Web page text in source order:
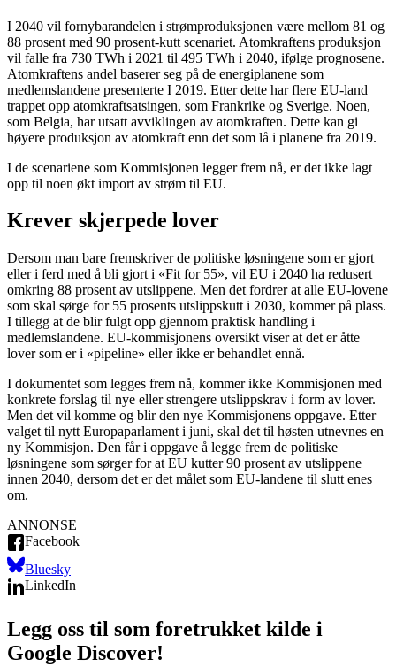
I 2040 vil fornybarandelen i strømproduksjonen være mellom 81 og
88 prosent med 90 prosent-kutt scenariet. Atomkraftens produksjon
vil falle fra 730 TWh i 2021 til 495 TWh i 2040, ifølge prognosene.
Atomkraftens andel baserer seg på de energiplanene som
medlemslandene presenterte I 2019. Etter dette har flere EU-land
trappet opp atomkraftsatsingen, som Frankrike og Sverige. Noen,
som Belgia, har utsatt avviklingen av atomkraften. Dette kan gi
høyere produksjon av atomkraft enn det som lå i planene fra 2019.
I de scenariene som Kommisjonen legger frem nå, er det ikke lagt
opp til noen økt import av strøm til EU.
Krever skjerpede lover
Dersom man bare fremskriver de politiske løsningene som er gjort
eller i ferd med å bli gjort i «Fit for 55», vil EU i 2040 ha redusert
omkring 88 prosent av utslippene. Men det fordrer at alle EU-lovene
som skal sørge for 55 prosents utslippskutt i 2030, kommer på plass.
I tillegg at de blir fulgt opp gjennom praktisk handling i
medlemslandene. EU-kommisjonens oversikt viser at det er åtte
lover som er i «pipeline» eller ikke er behandlet ennå.
I dokumentet som legges frem nå, kommer ikke Kommisjonen med
konkrete forslag til nye eller strengere utslippskrav i form av lover.
Men det vil komme og blir den nye Kommisjonens oppgave. Etter
valget til nytt Europaparlament i juni, skal det til høsten utnevnes en
ny Kommisjon. Den får i oppgave å legge frem de politiske
løsningene som sørger for at EU kutter 90 prosent av utslippene
innen 2040, dersom det er det målet som EU-landene til slutt enes
om.
ANNONSE
Facebook
Bluesky
LinkedIn
Legg oss til som foretrukket kilde i
Google Discover!